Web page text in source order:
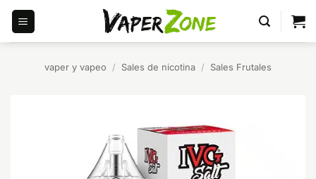
Saltar
contenido
vaper y vapeo / Sales de nicotina / Sales Frutales